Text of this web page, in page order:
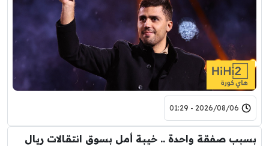
2026/08/06 - 01:29
بسبب صفقة واحدة .. خيبة أمل بسوق انتقالات ريال